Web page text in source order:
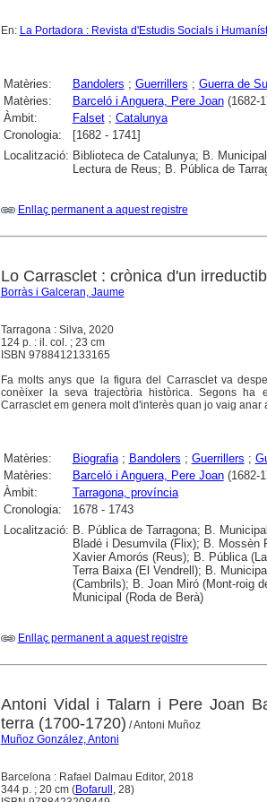
En: La Portadora : Revista d'Estudis Socials i
Matèries: Bandolers ; Guerrillers ; Guerra de
Matèries:
Barceló i Anguera, Pere Joan(1682-
Àmbit:
Falset; Catalunya
Cronologia:
[1682 - 1741]
Localització: Biblioteca de Catalunya; B.
Lectura de Reus; B. Pública de
Enllaç permanent a aquest registre
Lo Carrasclet : crònica d'un
Borràs i Galceran, Jaume
Tarragona : Silva, 2020
124 p. : il. col. ; 23 cm
ISBN 9788412133165
Fa molts anys que la figura del Carrasclet va
conèixer la seva trajectòria històrica. Segons ha
Carrasclet em genera molt d'interès quan jo vaig anar
Matèries: Biografia; Bandolers ; Guerrillers ;
Matèries:
Barceló i Anguera, Pere Joan(1682-
Àmbit:
Tarragona, província
Cronologia:
1678 - 1743
Localització: B. Pública de Tarragona; B.
Bladé i Desumvila (Flix); B. Mossèn
Xavier Amorós (Reus); B. Pública
Terra Baixa (El Vendrell); B.
(Cambrils); B. Joan Miró (Mont-roig
Municipal (Roda de Berà)
Enllaç permanent a aquest registre
Antoni Vidal i Talarn i Pere Joan
terra (1700-1720) / Antoni Muñoz
Muñoz González, Antoni
Barcelona : Rafael Dalmau Editor, 2018
344 p. ; 20 cm (Bofarull, 28)